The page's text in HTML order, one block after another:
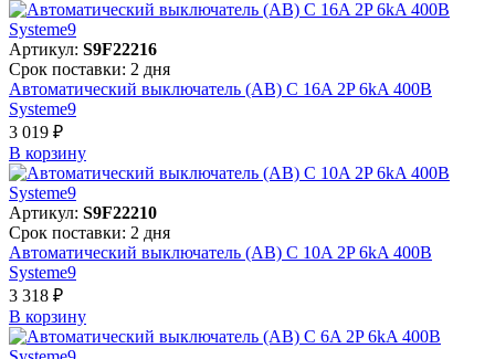
Артикул: S9F22216
Срок поставки: 2 дня
Автоматический выключатель (АВ) C 16A 2P 6kA 400В
Systeme9
3 019 ₽
В корзинy
Артикул: S9F22210
Срок поставки: 2 дня
Автоматический выключатель (АВ) C 10A 2P 6kA 400В
Systeme9
3 318 ₽
В корзинy